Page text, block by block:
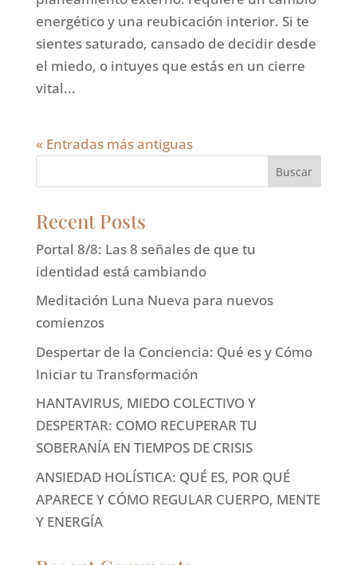
energético y una reubicación interior. Si te
sientes saturado, cansado de decidir desde
el miedo, o intuyes que estás en un cierre
vital...
« Entradas más antiguas
Buscar
Recent Posts
Portal 8/8: Las 8 señales de que tu
identidad está cambiando
Meditación Luna Nueva para nuevos
comienzos
Despertar de la Conciencia: Qué es y Cómo
Iniciar tu Transformación
HANTAVIRUS, MIEDO COLECTIVO Y
DESPERTAR: COMO RECUPERAR TU
SOBERANÍA EN TIEMPOS DE CRISIS
ANSIEDAD HOLÍSTICA: QUÉ ES, POR QUÉ
APARECE Y CÓMO REGULAR CUERPO, MENTE
Y ENERGÍA